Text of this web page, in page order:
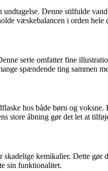
Denne stilfulde
væskebalancen i orden hele
serie omfatter fine
spændende ting sammen
hos både børn og
store åbning gør det let at
kemikalier. Dette gør
sin funktionalitet.